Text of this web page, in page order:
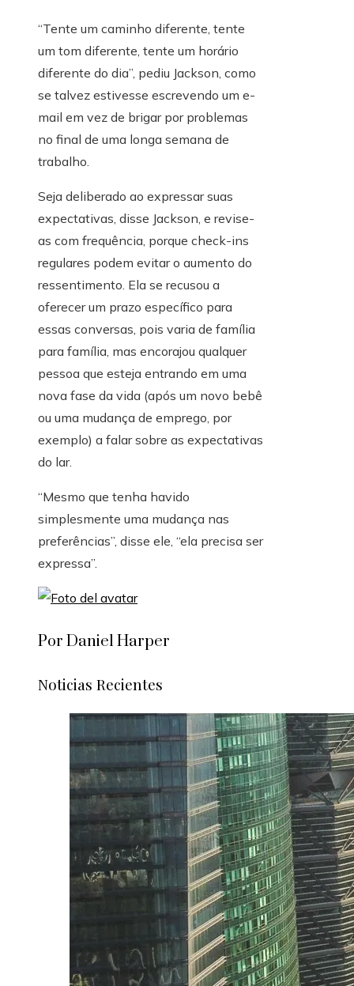
“Tente um caminho diferente, tente
um tom diferente, tente um horário
diferente do dia”, pediu Jackson, como
se talvez estivesse escrevendo um e-
mail em vez de brigar por problemas
no final de uma longa semana de
trabalho.
Seja deliberado ao expressar suas
expectativas, disse Jackson, e revise-
as com frequência, porque check-ins
regulares podem evitar o aumento do
ressentimento. Ela se recusou a
oferecer um prazo específico para
essas conversas, pois varia de família
para família, mas encorajou qualquer
pessoa que esteja entrando em uma
nova fase da vida (após um novo bebê
ou uma mudança de emprego, por
exemplo) a falar sobre as expectativas
do lar.
“Mesmo que tenha havido
simplesmente uma mudança nas
preferências”, disse ele, “ela precisa ser
expressa”.
Por Daniel Harper
Noticias Recientes